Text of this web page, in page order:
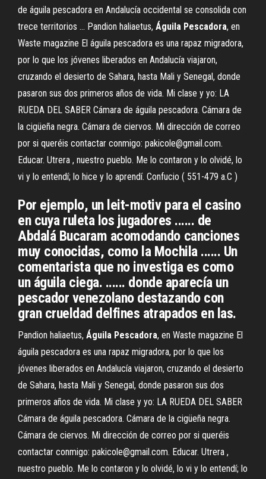
de águila pescadora en Andalucía occidental se consolida con
trece territorios ... Pandion haliaetus, Águila Pescadora, en
Waste magazine El águila pescadora es una rapaz migradora,
por lo que los jóvenes liberados en Andalucía viajaron,
cruzando el desierto de Sahara, hasta Mali y Senegal, donde
pasaron sus dos primeros años de vida. Mi clase y yo: LA
RUEDA DEL SABER Cámara de águila pescadora. Cámara de
la cigüeña negra. Cámara de ciervos. Mi dirección de correo
por si queréis contactar conmigo: pakicole@gmail.com.
Educar. Utrera , nuestro pueblo. Me lo contaron y lo olvidé, lo
vi y lo entendí; lo hice y lo aprendí. Confucio ( 551-479 a.C )
Por ejemplo, un leit-motiv para el casino
en cuya ruleta los jugadores ...... de
Abdalá Bucaram acomodando canciones
muy conocidas, como la Mochila ...... Un
comentarista que no investiga es como
un águila ciega. ...... donde aparecía un
pescador venezolano destazando con
gran crueldad delfines atrapados en las.
Pandion haliaetus, Águila Pescadora, en Waste magazine El
águila pescadora es una rapaz migradora, por lo que los
jóvenes liberados en Andalucía viajaron, cruzando el desierto
de Sahara, hasta Mali y Senegal, donde pasaron sus dos
primeros años de vida. Mi clase y yo: LA RUEDA DEL SABER
Cámara de águila pescadora. Cámara de la cigüeña negra.
Cámara de ciervos. Mi dirección de correo por si queréis
contactar conmigo: pakicole@gmail.com. Educar. Utrera ,
nuestro pueblo. Me lo contaron y lo olvidé, lo vi y lo entendí; lo